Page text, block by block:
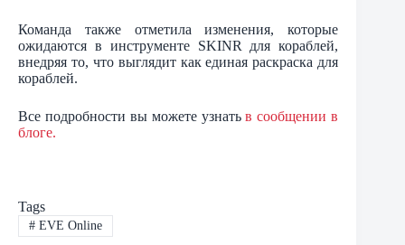
Команда также отметила изменения, которые
ожидаются в инструменте SKINR для кораблей,
внедряя то, что выглядит как единая раскраска для
кораблей.
Все подробности вы можете узнатьв сообщении в
блоге.
Tags
#EVE Online